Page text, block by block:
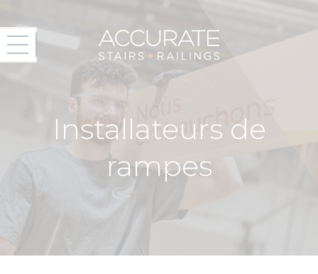
Installateurs de
rampes